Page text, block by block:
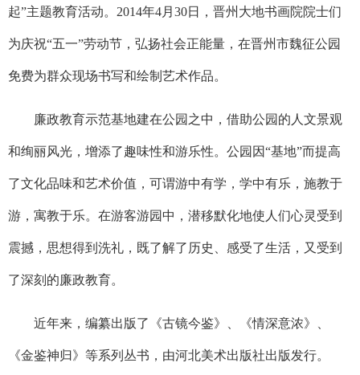
起”主题教育活动。 2014年4月 30日，晋州大地书画院院士们
为庆祝“五一”劳动节，弘扬社会正能量，在晋州市魏征公园
免费为群众现场书写和绘制艺术作品。
廉政教育示范基地建在公园之中，借助公园的人文景观
和绚丽风光，增添了趣味性和游乐性。公园因“基地”而提高
了文化品味和艺术价值，可谓游中有学，学中有乐，施教于
游，寓教于乐。在游客游园中，潜移默化地使人们心灵受到
震撼，思想得到洗礼，既了解了历史、感受了生活，又受到
了深刻的廉政教育。
近年来，编纂出版了《古镜今鉴》、《情深意浓》、
《金鉴神归》等系列丛书，由河北美术出版社出版发行。